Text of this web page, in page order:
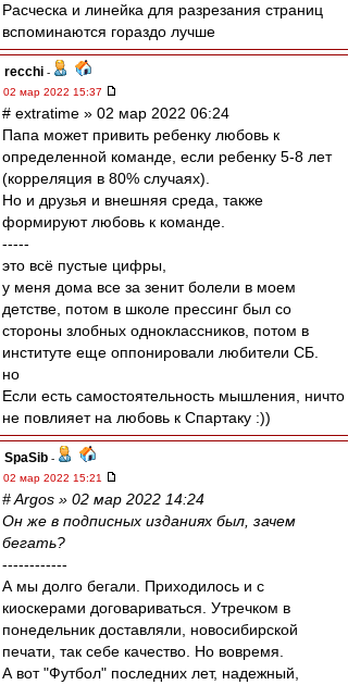
Расческа и линейка для разрезания страниц
вспоминаются гораздо лучше
recchi -
02 мар 2022 15:37
# extratime » 02 мар 2022 06:24
Папа может привить ребенку любовь к
определенной команде, если ребенку 5-8 лет
(корреляция в 80% случаях).
Но и друзья и внешняя среда, также
формируют любовь к команде.
-----
это всё пустые цифры,
у меня дома все за зенит болели в моем
детстве, потом в школе прессинг был со
стороны злобных одноклассников, потом в
институте еще оппонировали любители СБ.
но
Если есть самостоятельность мышления, ничто
не повлияет на любовь к Спартаку :))
SpaSib -
02 мар 2022 15:21
# Argos » 02 мар 2022 14:24
Он же в подписных изданиях был, зачем
бегать?
------------
А мы долго бегали. Приходилось и с
киоскерами договариваться. Утречком в
понедельник доставляли, новосибирской
печати, так себе качество. Но вовремя.
А вот "Футбол" последних лет, надежный,